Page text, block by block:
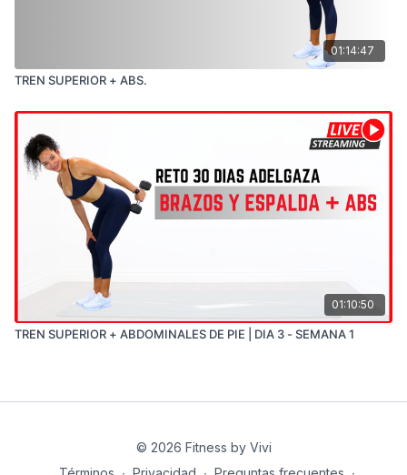
En esta rutina estaremos utilizando una mancuerna
mediana. También utilizo 2 mancuernas pesadas para
colocar los pies por debajo, también puedes poner tus
pies debajo de un sofá o simplemente alguien te puede
aguantar los pies. Vamos por ese abdomen fuerte y
marcado.
01:14:47
TREN SUPERIOR + ABS.
01:10:50
TREN SUPERIOR + ABDOMINALES DE PIE | DIA 3 - SEMANA 1
© 2026 Fitness by Vivi